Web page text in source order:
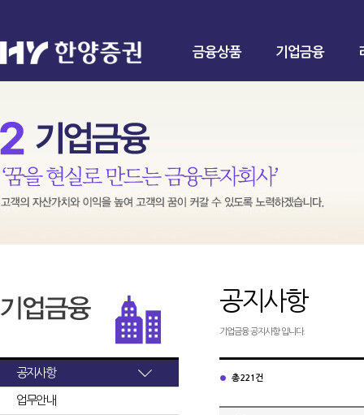
금융상품 기업금융
공지사항
업무안내
공지사항
기업금융 공지사항 입니다.
총 221건